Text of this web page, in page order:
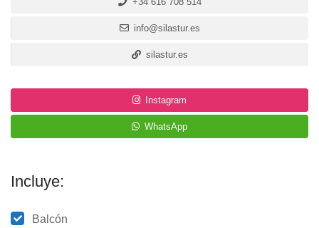
info@silastur.es
silastur.es
Instagram
WhatsApp
Incluye:
Balcón